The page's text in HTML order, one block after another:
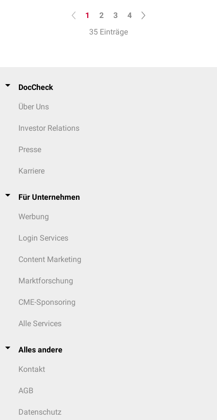
1 2 3
4
35 Einträge
DocCheck
Über Uns
Investor Relations
Presse
Karriere
Für Unternehmen
Werbung
Login Services
Content Marketing
Marktforschung
CME-Sponsoring
Alle Services
Alles andere
Kontakt
AGB
Datenschutz